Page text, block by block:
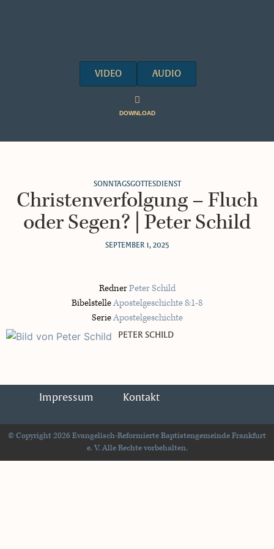
VIDEO AUDIO
DOWNLOAD
SONNTAGSGOTTESDIENST
Christenverfolgung – Fluch
oder Segen? | Peter Schild
SEPTEMBER 1, 2025
RednerPeter Schild
BibelstelleApostelgeschichte 8:1-8
SerieApostelgeschichte
PETER SCHILD
Impressum Kontakt
© Copyright 2026 Evangelisch-Reformierte Baptistengemeinde Frankfurt
e. V. Alle Rechte vorbehalten.